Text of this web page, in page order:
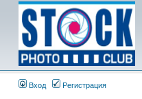
Вход Регистрация